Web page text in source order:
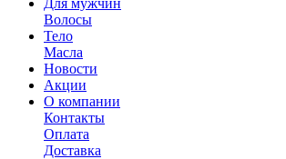
Для мужчин
Волосы
Тело
Масла
Новости
Акции
О компании
Контакты
Оплата
Доставка